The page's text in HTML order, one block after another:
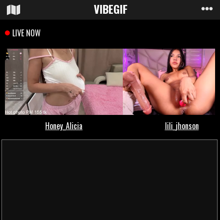
VIBEGIF